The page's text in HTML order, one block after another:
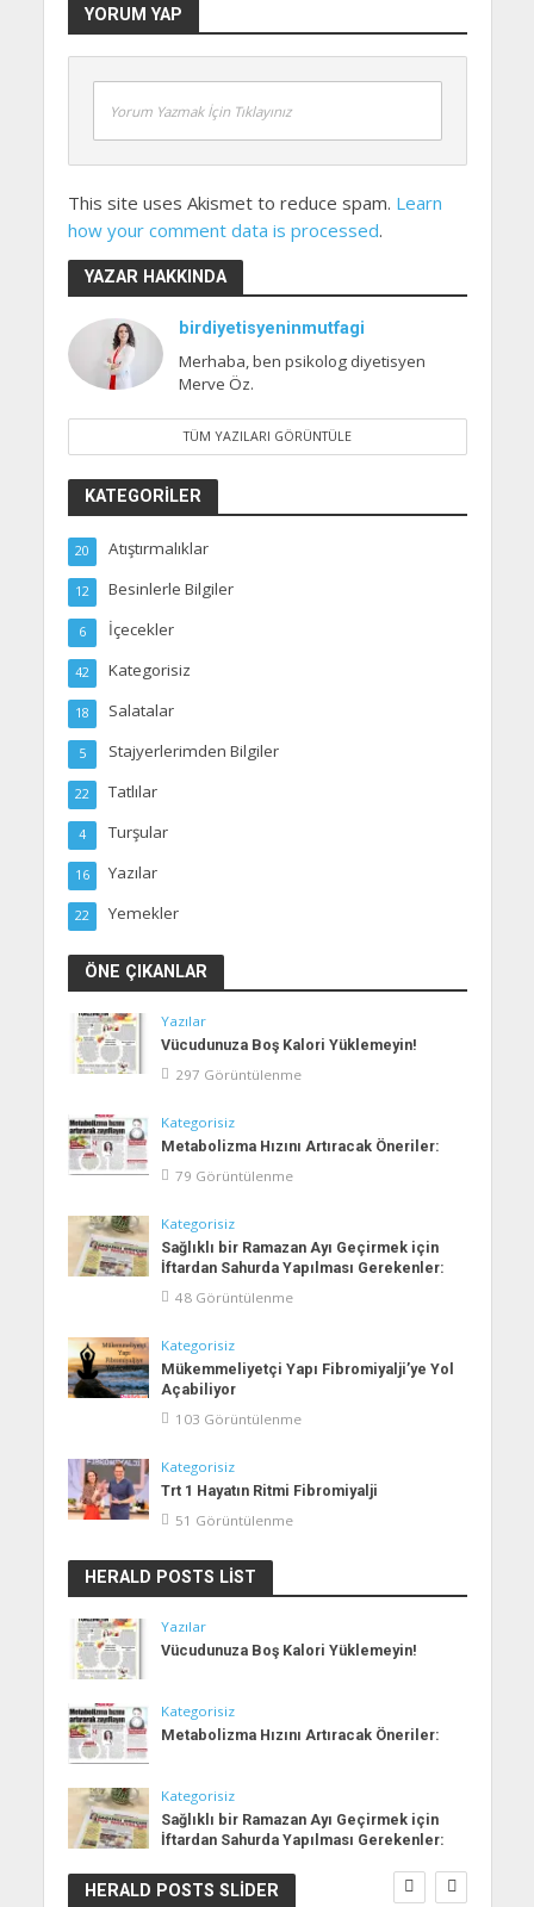
YORUM YAP
Yorum Yazmak İçin Tıklayınız
This site uses Akismet to reduce spam. Learn
how your comment data is processed.
YAZAR HAKKINDA
birdiyetisyeninmutfagi
Merhaba, ben psikolog diyetisyen
Merve Öz.
TÜM YAZILARI GÖRÜNTÜLE
KATEGORILER
Atıştırmalıklar
20
Besinlerle Bilgiler
12
İçecekler
6
Kategorisiz
42
Salatalar
18
Stajyerlerimden Bilgiler
5
Tatlılar
22
Turşular
4
Yazılar
16
Yemekler
22
ÖNE ÇIKANLAR
Yazılar
Vücudunuza Boş Kalori Yüklemeyin!
297 Görüntülenme
Kategorisiz
Metabolizma Hızını Artıracak Öneriler:
79 Görüntülenme
Kategorisiz
Sağlıklı bir Ramazan Ayı Geçirmek için
İftardan Sahurda Yapılması Gerekenler:
48 Görüntülenme
Kategorisiz
Mükemmeliyetçi Yapı Fibromiyalji’ye Yol
Açabiliyor
103 Görüntülenme
Kategorisiz
Trt 1 Hayatın Ritmi Fibromiyalji
51 Görüntülenme
HERALD POSTS LIST
Yazılar
Vücudunuza Boş Kalori Yüklemeyin!
Kategorisiz
Metabolizma Hızını Artıracak Öneriler:
Kategorisiz
Sağlıklı bir Ramazan Ayı Geçirmek için
İftardan Sahurda Yapılması Gerekenler:
HERALD POSTS SLIDER